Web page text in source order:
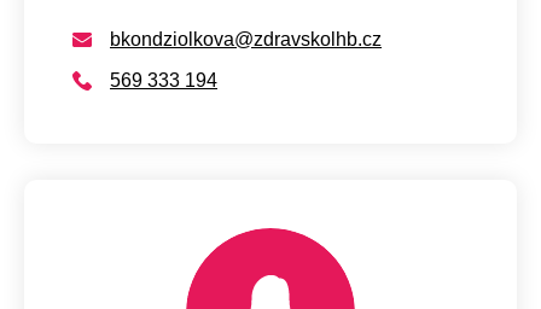
bkondziolkova@zdravskolhb.cz
569 333 194